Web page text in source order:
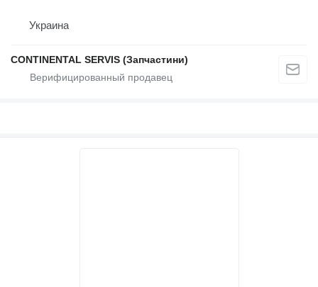
Украина
CONTINENTAL SERVIS (Запчастини)